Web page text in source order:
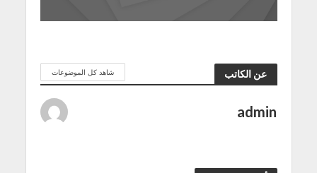
عن الكاتب شاهد كل الموضوعات
admin